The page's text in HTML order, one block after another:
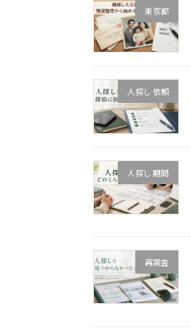
東京都
人探し 依頼
人探し 期間
再調査